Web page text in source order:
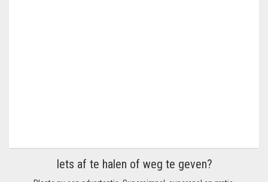
Iets af te halen of weg te geven?